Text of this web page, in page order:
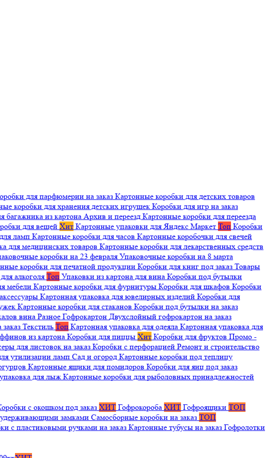
для парфюмерии на заказ Картонные коробки для детских товаров
коробки для хранения детских игрушек Коробки для игр на заказ
багажника из картона Архив и переезд Картонные коробки для переезда
для вещей Хит Картонные упаковки для Яндекс Маркет Топ Коробки
ламп Картонные коробки для часов Картонные коробочки для свечей
для медицинских товаров Картонные коробки для лекарственных средств
коробки на 23 февраля Упаковочные коробки на 8 марта
коробки для печатной продукции Коробки для книг под заказ Товары
алкоголя Топ Упаковки из картона для вина Коробки под бутылки
мебели Картонные коробки для фурнитуры Коробки для шкафов Коробки
Картонная упаковка для ювелирных изделий Коробки для
Картонные коробки для стаканов Коробки под бутылки на заказ
вина Разное Гофрокартон Двухслойный гофрокартон на заказ
Текстиль Топ Картонная упаковка для одеяла Картонная упаковка для
из картона Коробки для пиццы Хит Коробки для фруктов Промо -
для листовок на заказ Коробки с перфорацией Ремонт и строительство
утилизации ламп Сад и огород Картонные коробки под теплицу
Картонные ящики для помидоров Коробки для яиц под заказ
для лыж Картонные коробки для рыболовных принадлежностей
с окошком под заказ ХИТ Гофрокороба ХИТ Гофроящики ТОП
удерживающими замками Самосборные коробки на заказ ТОП
с пластиковыми ручками на заказ Картонные тубусы на заказ Гофролотки